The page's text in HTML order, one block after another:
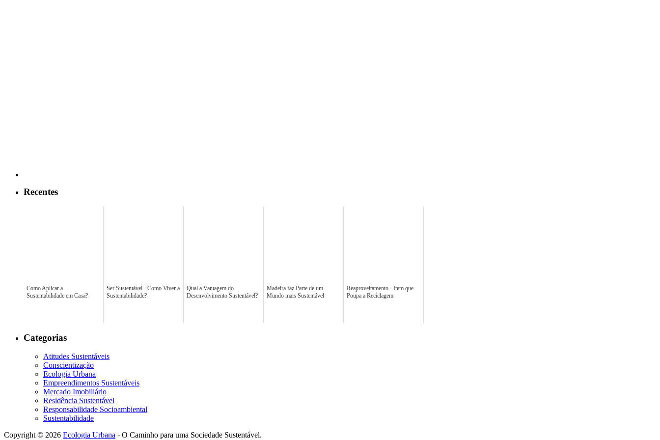
Recentes
Como Aplicar a
Sustentabilidade em Casa?
Ser Sustentável - Como Viver a
Sustentabilidade?
Qual a Vantagem do
Desenvolvimento Sustentável?
Madeira faz Parte de um
Mundo mais Sustentável
Reaproveitamento - Item que
Poupa a Reciclagem
Categorias
Atitudes Sustentáveis
Conscientização
Ecologia Urbana
Empreendimentos Sustentáveis
Mercado Imobiliário
Residência Sustentável
Responsabilidade Socioambiental
Sustentabilidade
Copyright © 2026 Ecologia Urbana - O Caminho para uma Sociedade Sustentável.